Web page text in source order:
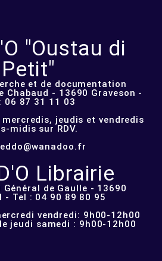
"Oustau di
Petit"
et de documentation
Chabaud - 13690 Graveson -
06 87 31 11 03
jeudis et vendredis
midis sur RDV.
Librairie
Général de Gaulle - 13690
- Tel : 04 90 89 80 95
vendredi: 9h00-12h00
jeudi samedi : 9h00-12h00